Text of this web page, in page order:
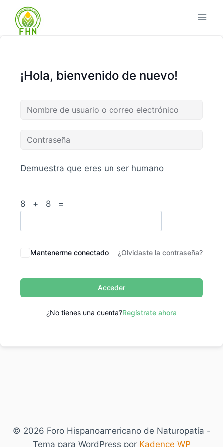
¡Hola, bienvenido de nuevo!
Demuestra que eres un ser humano
8 + 8 =
Mantenerme conectado ¿Olvidaste la contraseña?
Acceder
¿No tienes una cuenta?Regístrate ahora
© 2026 Foro Hispanoamericano de Naturopatía -
Tema para WordPress por Kadence WP